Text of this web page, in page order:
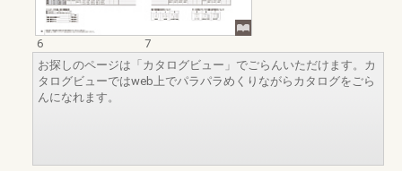
6
7
お探しのページは「カタログビュー」でごらんいただけます。カ
タログビューではweb上でパラパラめくりながらカタログをごら
んになれます。